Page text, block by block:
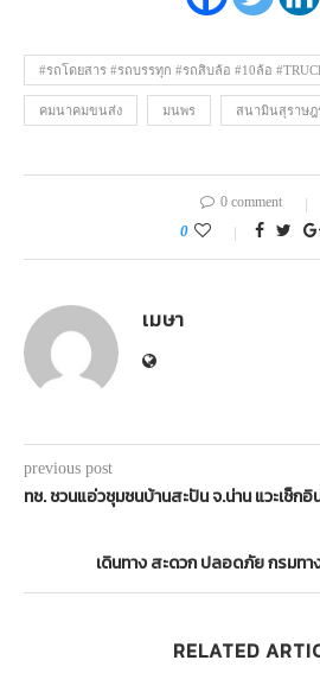
#รถโดยสาร #รถบรรทุก #รถสิบล้อ #10ล้อ
คมนาคมขนส่ง มนพร สนามินสุราษฎ
0 comment
0
เมษา
previous post
ทช. ชวนแอ่วชุมชนบ้านสะปัน จ.น่าน แวะเช็ก
เดินทาง สะดวก ปลอดภัย กรมท
RELATED